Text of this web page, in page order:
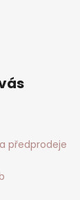
předprodeje